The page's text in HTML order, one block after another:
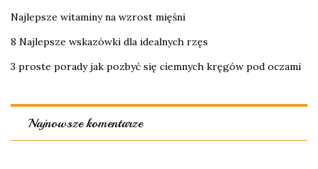
Najlepsze witaminy na wzrost mięśni
8 Najlepsze wskazówki dla idealnych rzęs
3 proste porady jak pozbyć się ciemnych kręgów pod oczami
Najnowsze komentarze